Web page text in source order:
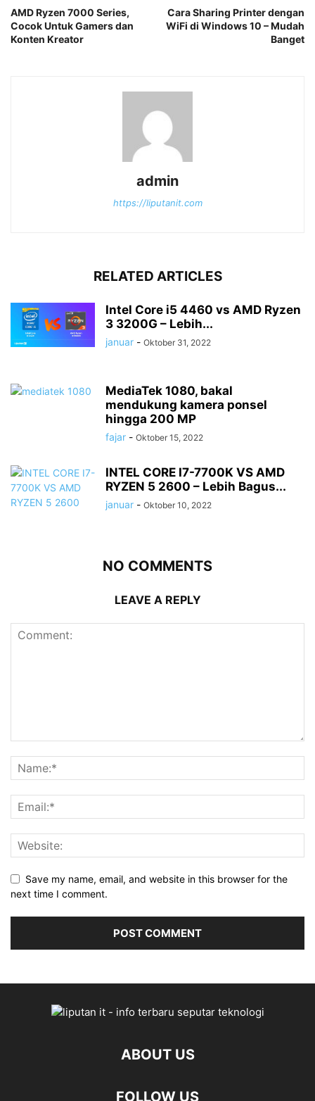
AMD Ryzen 7000 Series,
Cocok Untuk Gamers dan
Konten Kreator
Cara Sharing Printer dengan
WiFi di Windows 10 – Mudah
Banget
admin
https://liputanit.com
RELATED ARTICLES
Intel Core i5 4460 vs AMD Ryzen
3 3200G – Lebih...
januar - Oktober 31, 2022
MediaTek 1080, bakal
mendukung kamera ponsel
hingga 200 MP
fajar - Oktober 15, 2022
INTEL CORE I7-7700K VS AMD
RYZEN 5 2600 – Lebih Bagus...
januar - Oktober 10, 2022
NO COMMENTS
LEAVE A REPLY
Save my name, email, and website in this browser for the
next time I comment.
ABOUT US
FOLLOW US